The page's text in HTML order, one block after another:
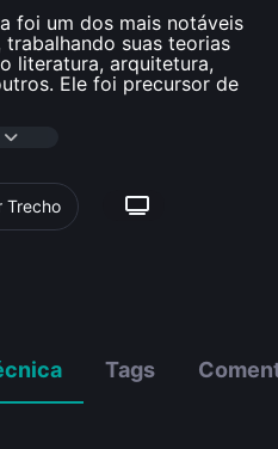
foi um dos mais notáveis
trabalhando suas teorias
literatura, arquitetura,
Ele foi precursor de
Trecho
Tags